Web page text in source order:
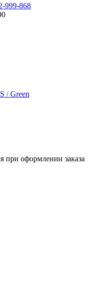
999-868
/ Green
при оформлении заказа